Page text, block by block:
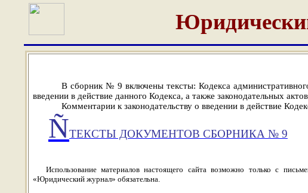
В сборник № 9 включены тексты: Кодекса
введении в действие данного Кодекса, а также законодательных
Комментарии к законодательству о введении в действие
ÑТЕКСТЫ ДОКУМЕНТОВ СБОРНИКА № 9
Использование материалов настоящего сайта возможно только с
«Юридический журнал» обязательна.